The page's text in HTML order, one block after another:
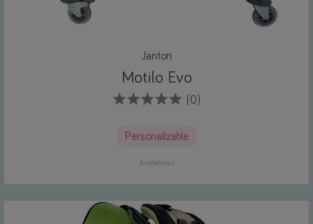
Janton
Motilo Evo
(0)
Personalizable
Andadores